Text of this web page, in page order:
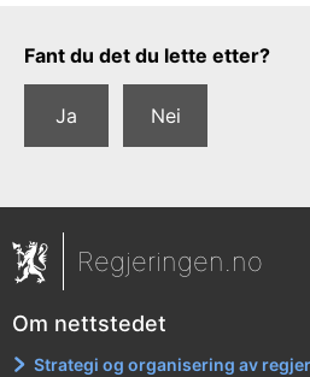
Tilbakemeldingsskjema
Fant du det du lette etter?
Ja Nei
Regjeringen.no
Om nettstedet
Strategi og organisering av